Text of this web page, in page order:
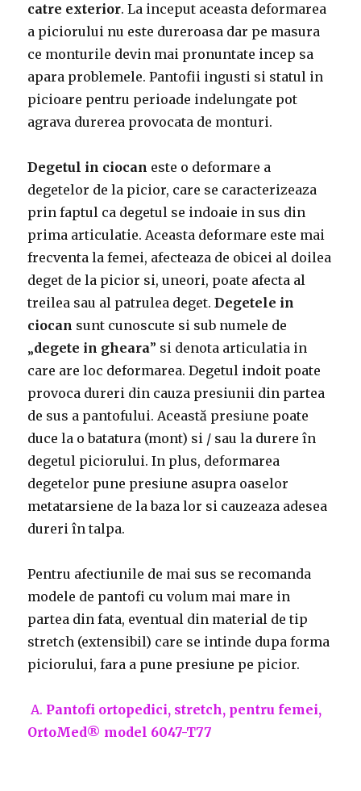
catre exterior. La inceput aceasta deformarea
a piciorului nu este dureroasa dar pe masura
ce monturile devin mai pronuntate incep sa
apara problemele. Pantofii ingusti si statul in
picioare pentru perioade indelungate pot
agrava durerea provocata de monturi.
Degetul in ciocan este o deformare a
degetelor de la picior, care se caracterizeaza
prin faptul ca degetul se indoaie in sus din
prima articulatie. Aceasta deformare este mai
frecventa la femei, afecteaza de obicei al doilea
deget de la picior si, uneori, poate afecta al
treilea sau al patrulea deget. Degetele in
ciocan sunt cunoscute si sub numele de
„degete in gheara” si denota articulatia in
care are loc deformarea. Degetul indoit poate
provoca dureri din cauza presiunii din partea
de sus a pantofului. Această presiune poate
duce la o batatura (mont) si / sau la durere în
degetul piciorului. In plus, deformarea
degetelor pune presiune asupra oaselor
metatarsiene de la baza lor si cauzeaza adesea
dureri în talpa.
Pentru afectiunile de mai sus se recomanda
modele de pantofi cu volum mai mare in
partea din fata, eventual din material de tip
stretch (extensibil) care se intinde dupa forma
piciorului, fara a pune presiune pe picior.
A. Pantofi ortopedici, stretch, pentru femei,
OrtoMed® model 6047-T77